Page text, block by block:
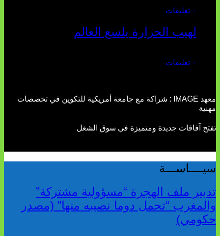
٠ تعليقات
لهيب الحرارة يلسع العالم
٠ تعليقات
معهد IMAGE : شراكة مع جامعة أمريكية للتكوين في تخصصات
مهنية
تفتح آفاقات جديدة ومتميزة في سوق الشغل
سيــــاســـة
تدبير ملف الهجرة “مسؤولية مشتركة”
والمغرب “تحمل دوما نصيبه منها” (مصدر
حكومي)